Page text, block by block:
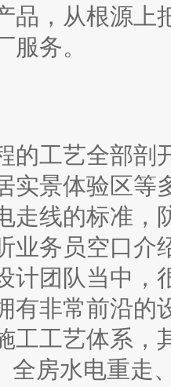
品，从根源上
服务。
的工艺全部剖
实景体验区等
走线的标准，
业务员空口介
计团队当中，
有非常前沿的
工工艺体系，
全房水电重走